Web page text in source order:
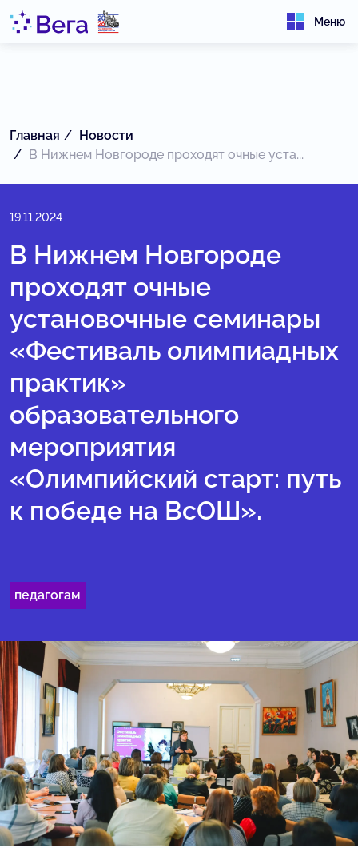
Меню
Главная
Новости
В Нижнем Новгороде проходят очные уста...
19.11.2024
В Нижнем Новгороде
проходят очные
установочные семинары
«Фестиваль олимпиадных
практик»
образовательного
мероприятия
«Олимпийский старт: путь
к победе на ВсОШ».
педагогам